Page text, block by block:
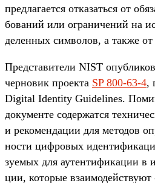
пред­лага­ется отка­зать­ся от
бова­ний или огра­ниче­ний на
делен­ных сим­волов, а так­же
Пред­ста­вите­ли NIST
чер­новик про­екта SP 800-63-4,
Digital Identity Guidelines.
докумен­те содер­жатся
и рекомен­дации для методов
ности циф­ровых
зуемых для аутен­тифика­ции в
ции, которые